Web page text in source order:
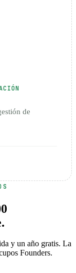
de
y un año gratis. La
Founders.